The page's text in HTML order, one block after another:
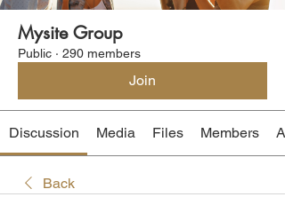
Mysite Group
Public · 290 members
Join
Discussion Media Files Members
Back